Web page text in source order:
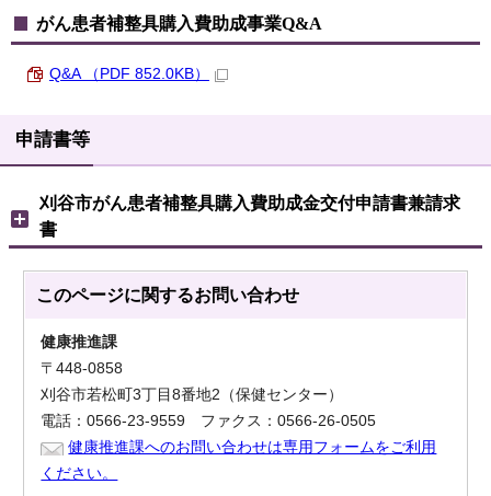
がん患者補整具購入費助成事業Q&A
Q&A （PDF 852.0KB）
申請書等
刈谷市がん患者補整具購入費助成金交付申請書兼請求
書
このページに関するお問い合わせ
健康推進課
〒448-0858
刈谷市若松町3丁目8番地2（保健センター）
電話：0566-23-9559 ファクス：0566-26-0505
健康推進課へのお問い合わせは専用フォームをご利用
ください。